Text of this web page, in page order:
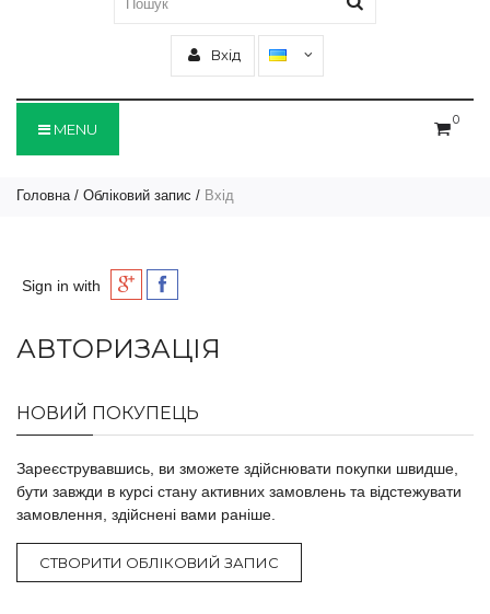
Вхід
0
MENU
Головна Обліковий запис Вхід
Sign in with
АВТОРИЗАЦІЯ
НОВИЙ ПОКУПЕЦЬ
Зареєструвавшись, ви зможете здійснювати покупки швидше,
бути завжди в курсі стану активних замовлень та відстежувати
замовлення, здійснені вами раніше.
СТВОРИТИ ОБЛІКОВИЙ ЗАПИС